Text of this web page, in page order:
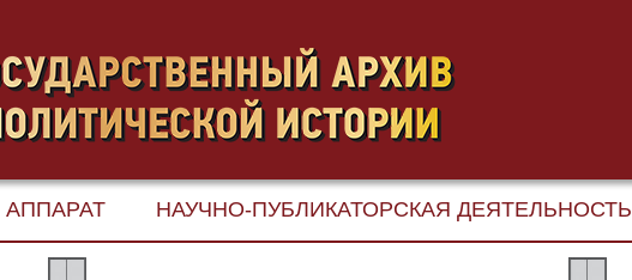
НАУЧНО-ПУБЛИКАТОРСКАЯ ДЕЯТЕЛЬНОСТЬ